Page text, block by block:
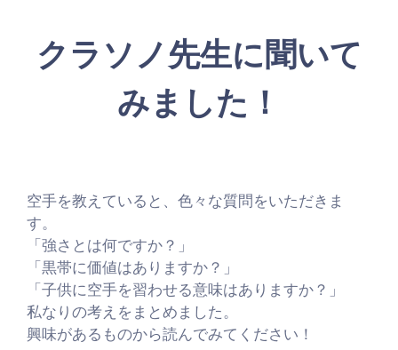
クラソノ先生に聞いて
みました！
空手を教えていると、色々な質問をいただきま
す。
「強さとは何ですか？」
「黒帯に価値はありますか？」
「子供に空手を習わせる意味はありますか？」
私なりの考えをまとめました。
興味があるものから読んでみてください！